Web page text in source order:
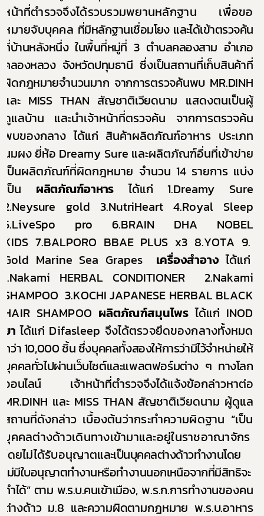
หน้าที่ตำรวจจึงได้รวบรวมพยานหลักฐาน เพื่อขอ
หมายจับบุคคล ที่มีหลักฐานเชื่อมโยง และได้เข้าตรวจค้น
ที่บ้านหลังหนึ่ง ในพื้นที่หมู่ที่ 3 ตำบลคลองสาม อำเภอ
คลองหลวง จังหวัดปทุมธานี ซึ่งเป็นสถานที่เก็บสินค้าที่
ผิดกฎหมายจำนวนมาก จากการตรวจค้นพบ MR.DINH
และ MISS THAN สัญชาติเวียดนาม แสดงตนเป็นผู้
ดูแลบ้าน และนำเจ้าหน้าที่ตรวจค้น จากการตรวจค้น
พบของกลาง ได้แก่ สินค้าผลิตภัณฑ์อาหาร ประเภท
นมผง ยี่ห้อ Dreamy Sure และผลิตภัณฑ์อื่นที่เข้าข่าย
เป็นผลิตภัณฑ์ที่ผิดกฎหมาย จำนวน 14 รายการ แบ่ง
เป็น ผลิตภัณฑ์อาหาร ได้แก่1.Dreamy Sure
2.Neysure gold 3.NutriHeart 4.Royal Sleep
5.LiveSpo pro 6.BRAIN DHA NOBEL
KIDS 7.BALPORO BBAE PLUS x3 8.YOTA 9.
Gold Marine Sea Grapes
เครื่องสำอาง ได้แก่
1.Nakami HERBAL CONDITIONER
2.Nakami
SHAMPOO 3.KOCHI JAPANESE HERBAL BLACK
HAIR SHAMPOO ผลิตภัณฑ์สมุนไพร ได้แก่ INOD
ยา ได้แก่ Difasleep จึงได้ตรวจยึดของกลางทั้งหมด
กว่า 10,000 ชิ้น ซึ่งบุคคลทั้งสองให้การว่ามีไว้จำหน่ายให้
บุคคลทั่วไปผ่านเว็บไซต์และแพลตฟอร์มต่าง ๆ ทางโลก
ออนไลน์เจ้าหน้าที่ตำรวจจึงได้แจ้งข้อกล่าวหาต่อ
MR.DINH และ MISS THAN สัญชาติเวียดนาม ผู้ดูแล
สถานที่ดังกล่าว เบื้องต้นว่ากระทำความผิดฐาน “เป็น
บุคคลต่างด้าวเดินทางเข้ามาและอยู่ในราชอาณาจักร
โดยไม่ได้รับอนุญาตและเป็นบุคคลต่างด้าวทำงานโดย
ไม่มีใบอนุญาตทำงานหรือทำงานนอกเหนือจากที่มีสิทธิจะ
ทำได้” ตาม พ.ร.บ.คนเข้าเมือง, พ.ร.ก.การทำงานของคน
ต่างด้าว ม.8 และความผิดตามกฎหมาย พ.ร.บ.อาหาร